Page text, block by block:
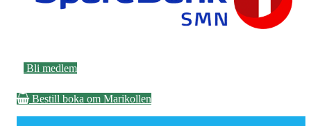
Bli medlem
Bestill boka om Marikollen